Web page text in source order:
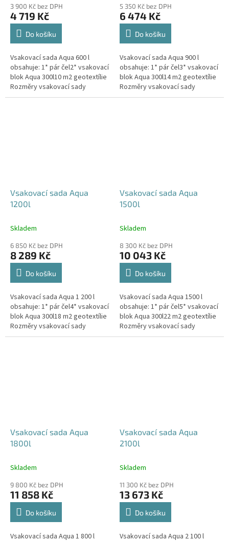
produktu
je
5,0
hvězdiček.
3 900 Kč bez DPH
4 719 Kč
Do košíku
Vsakovací sada Aqua 600 l
obsahuje: 1* pár čel2* vsakovací
blok Aqua 300l10 m2 geotextílie
Rozměry vsakovací sady
240x80x52 cm Nesedí vám
produktu
je
5,0
hvězdiček.
5 350 Kč bez DPH
6 474 Kč
Do košíku
Vsakovací sada Aqua 900 l
obsahuje: 1* pár čel3* vsakovací
blok Aqua 300l14 m2 geotextílie
Rozměry vsakovací sady
360x80x52 cm Nesedí vám
Vsakovací sada Aqua
1200l
Skladem
6 850 Kč bez DPH
8 289 Kč
Do košíku
Vsakovací sada Aqua 1 200 l
obsahuje: 1* pár čel4* vsakovací
blok Aqua 300l18 m2 geotextílie
Rozměry vsakovací sady
480x80x52 cm Nosnost bloků až
Vsakovací sada Aqua
1500l
Skladem
8 300 Kč bez DPH
10 043 Kč
Do košíku
Vsakovací sada Aqua 1500 l
obsahuje: 1* pár čel5* vsakovací
blok Aqua 300l22 m2 geotextílie
Rozměry vsakovací sady
600x80x52 cm Nosnost bloků až
Vsakovací sada Aqua
1800l
Skladem
9 800 Kč bez DPH
11 858 Kč
Do košíku
Vsakovací sada Aqua 1 800 l
Vsakovací sada Aqua
2100l
Skladem
11 300 Kč bez DPH
13 673 Kč
Do košíku
Vsakovací sada Aqua 2 100 l